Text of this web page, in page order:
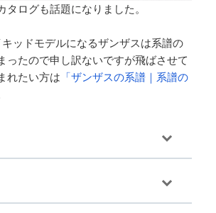
タログも話題になりました。
ッドモデルになるザンザスは系譜の
ったので申し訳ないですが飛ばさせて
れたい方は 「ザンザスの系譜｜系譜の